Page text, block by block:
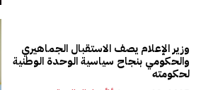
وزير الإعلام يصف الاستقبال الجماهيري
والحكومي بنجاح سياسية الوحدة الوطنية
لحكومته